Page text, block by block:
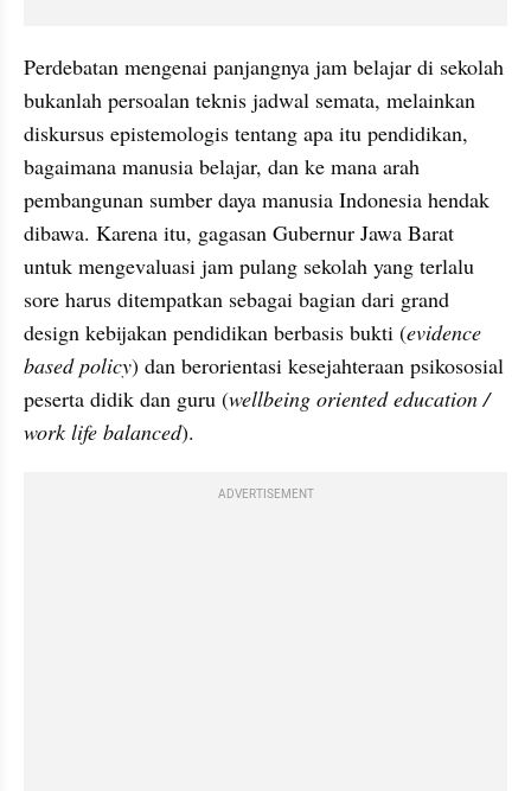
Perdebatan mengenai panjangnya jam belajar di sekolah
bukanlah persoalan teknis jadwal semata, melainkan
diskursus epistemologis tentang apa itu pendidikan,
bagaimana manusia belajar, dan ke mana arah
pembangunan sumber daya manusia Indonesia hendak
dibawa. Karena itu, gagasan Gubernur Jawa Barat
untuk mengevaluasi jam pulang sekolah yang terlalu
sore harus ditempatkan sebagai bagian dari grand
design kebijakan pendidikan berbasis bukti (evidence
based policy) dan berorientasi kesejahteraan psikososial
peserta didik dan guru (wellbeing oriented education /
work life balanced).
ADVERTISEMENT